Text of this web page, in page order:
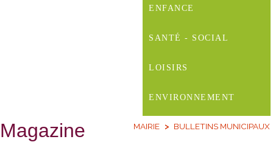
ENFANCE
SANTÉ - SOCIAL
LOISIRS
ENVIRONNEMENT
MAIRIE BULLETINS MUNICIPAUX
Magazine